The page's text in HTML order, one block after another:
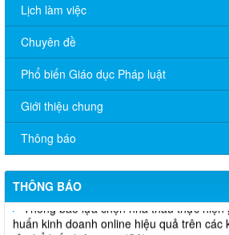
Lịch làm việc
Chuyên đề
Phổ biến Giáo dục Pháp luật
Giới thiệu chung
Thông báo
THÔNG BÁO
V/v đề nghị báo cáo hệ thống phân phối,
và hoạt động mua bán khí trên địa bàn
2).
Thông báo lựa chọn nhà thầu thực hiện
huấn kinh doanh online hiệu quả trên các
tử phổ biến hiện nay” (SA)